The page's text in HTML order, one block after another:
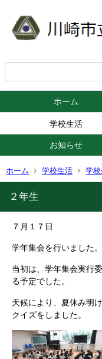
ホーム
学校生活
お知らせ
ホーム 学校生活 学
２年生
７月１７日
学年集会を行いました。
当初は、学年集会実行
る予定でした。
天候により、夏休み明
クイズをしました。